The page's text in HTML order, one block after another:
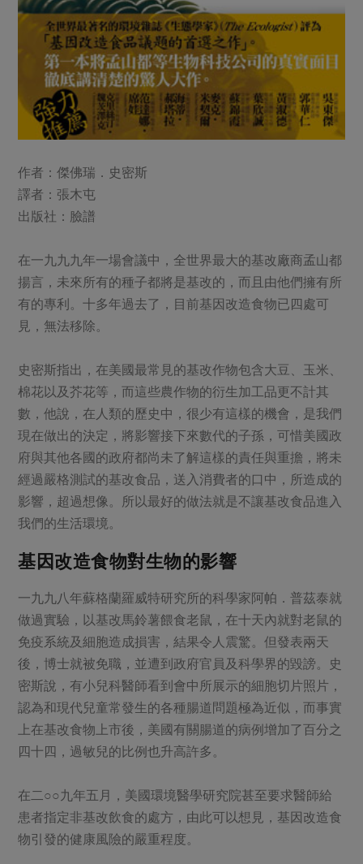
作者：傑佛瑞．史密斯
譯者：張木屯
出版社：臉譜
在一九九九年一場會議中，全世界最大的基改廠商孟山都
揚言，未來所有的種子都將是基改的，而且由他們擁有所
有的專利。十多年過去了，目前基因改造食物已四處可
見，無法移除。
史密斯指出，在美國最常見的基改作物包含大豆、玉米、
棉花以及芥花等，而這些農作物的衍生加工品更不計其
數，他說，在人類的歷史中，很少有這樣的機會，是我們
現在做出的決定，將影響接下來數代的子孫，可惜美國政
府與其他各國的政府都尚未了解這樣的責任與重擔，將未
經過嚴格測試的基改食品，送入消費者的口中，所造成的
影響，超過想像。所以最好的做法就是不讓基改食品進入
我們的生活環境。
基因改造食物對生物的影響
一九九八年蘇格蘭羅威特研究所的科學家阿帕．普茲泰就
做過實驗，以基改馬鈴薯餵食老鼠，在十天內就對老鼠的
免疫系統及細胞造成損害，結果令人震驚。但發表兩天
後，博士就被免職，並遭到政府官員及科學界的毀謗。史
密斯說，有小兒科醫師看到會中所展示的細胞切片照片，
認為和現代兒童常發生的各種腸道問題極為近似，而事實
上在基改食物上市後，美國有關腸道的病例增加了百分之
四十四，過敏兒的比例也升高許多。
在二○○九年五月，美國環境醫學研究院甚至要求醫師給
患者指定非基改飲食的處方，由此可以想見，基因改造食
物引發的健康風險的嚴重程度。